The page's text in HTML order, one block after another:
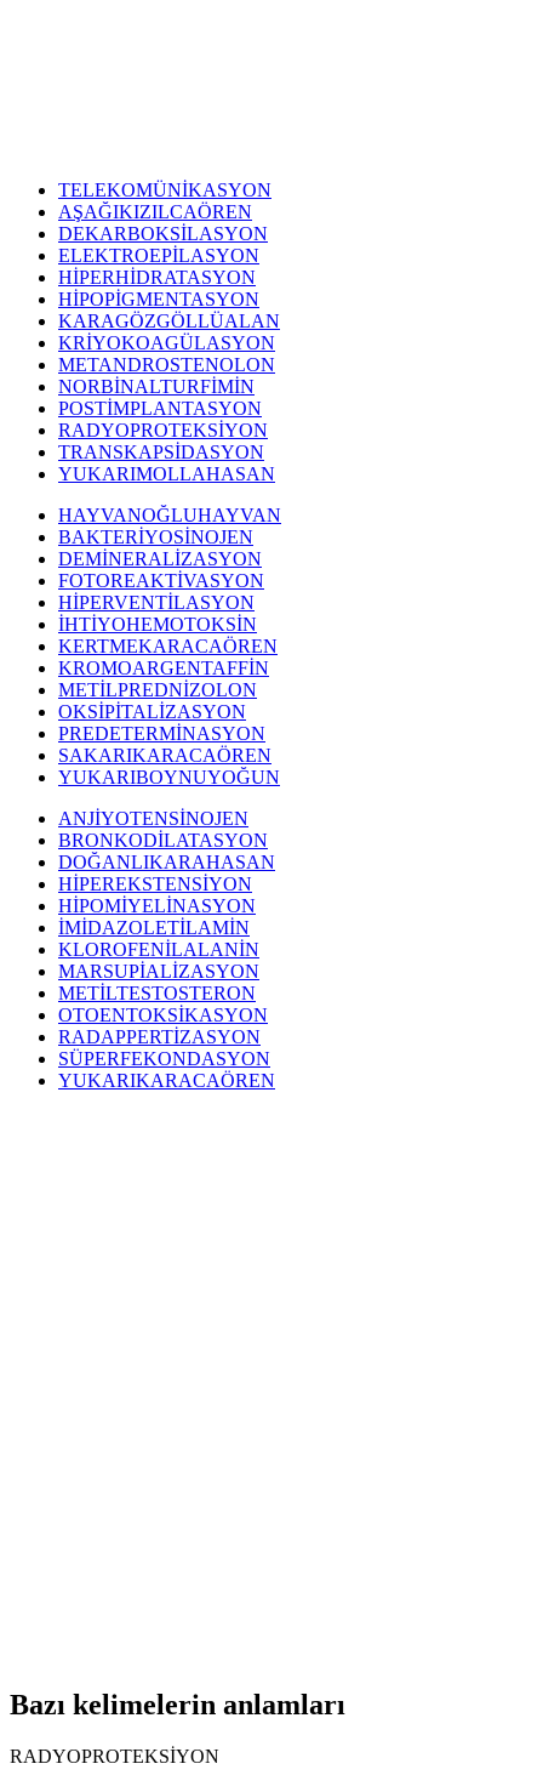
TELEKOMÜNİKASYON
AŞAĞIKIZILCAÖREN
DEKARBOKSİLASYON
ELEKTROEPİLASYON
HİPERHİDRATASYON
HİPOPİGMENTASYON
KARAGÖZGÖLLÜALAN
KRİYOKOAGÜLASYON
METANDROSTENOLON
NORBİNALTURFİMİN
POSTİMPLANTASYON
RADYOPROTEKSİYON
TRANSKAPSİDASYON
YUKARIMOLLAHASAN
HAYVANOĞLUHAYVAN
BAKTERİYOSİNOJEN
DEMİNERALİZASYON
FOTOREAKTİVASYON
HİPERVENTİLASYON
İHTİYOHEMOTOKSİN
KERTMEKARACAÖREN
KROMOARGENTAFFİN
METİLPREDNİZOLON
OKSİPİTALİZASYON
PREDETERMİNASYON
SAKARIKARACAÖREN
YUKARIBOYNUYOĞUN
ANJİYOTENSİNOJEN
BRONKODİLATASYON
DOĞANLIKARAHASAN
HİPEREKSTENSİYON
HİPOMİYELİNASYON
İMİDAZOLETİLAMİN
KLOROFENİLALANİN
MARSUPİALİZASYON
METİLTESTOSTERON
OTOENTOKSİKASYON
RADAPPERTİZASYON
SÜPERFEKONDASYON
YUKARIKARACAÖREN
Bazı kelimelerin anlamları
RADYOPROTEKSİYON